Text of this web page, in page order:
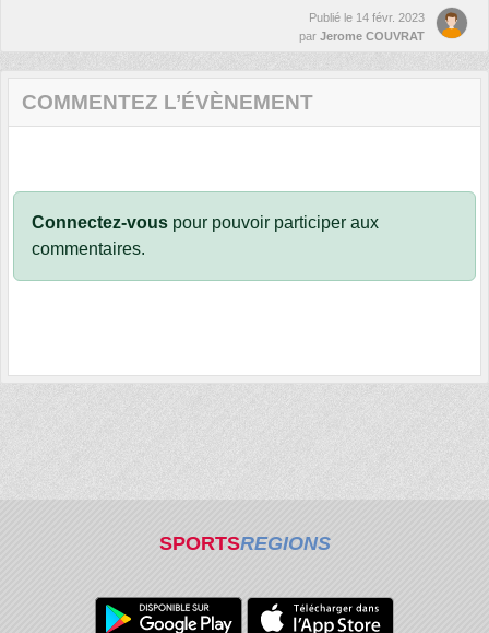
Publié le 14 févr. 2023
par Jerome COUVRAT
COMMENTEZ L’ÉVÈNEMENT
Connectez-vous pour pouvoir participer aux
commentaires.
SPORTSREGIONS